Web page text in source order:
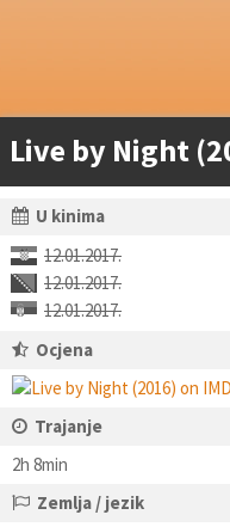
Live by Night
U kinima
12.01.2017.
12.01.2017.
12.01.2017.
Ocjena
Trajanje
2h 8min
Zemlja / jezik